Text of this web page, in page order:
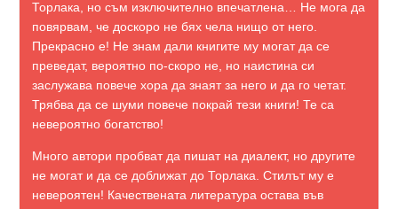
Торлака, но съм изключително впечатлена… Не мога да
повярвам, че доскоро не бях чела нищо от него.
Прекрасно е! Не знам дали книгите му могат да се
преведат, вероятно по-скоро не, но наистина си
заслужава повече хора да знаят за него и да го четат.
Трябва да се шуми повече покрай тези книги! Те са
невероятно богатство!
Много автори пробват да пишат на диалект, но другите
не могат и да се доближат до Торлака. Стилът му е
невероятен! Качествената литература остава във